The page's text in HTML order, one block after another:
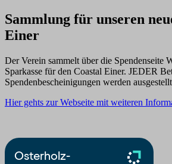
Sammlung für unseren
Einer
Der Verein sammelt über die Spendenseite
Sparkasse für den Coastal Einer. JEDER
Spendenbescheinigungen werden
Hier gehts zur Webseite mit weiteren
Osterholz-